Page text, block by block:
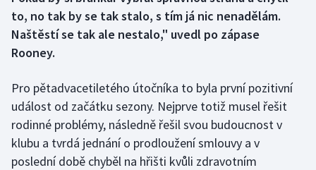
Gymnastika
Házená
Jezdectví
Judo
Krasobruslení
to, no tak by se tak stalo, s tím já nic nenadělám.
Naštěstí se tak ale nestalo," uvedl po zápase
Rooney.
Pro pětadvacetiletého útočníka to byla první pozitivní
událost od začátku sezony. Nejprve totiž musel řešit
rodinné problémy, následně řešil svou budoucnost v
klubu a tvrdá jednání o prodloužení smlouvy a v
poslední době chyběl na hřišti kvůli zdravotním